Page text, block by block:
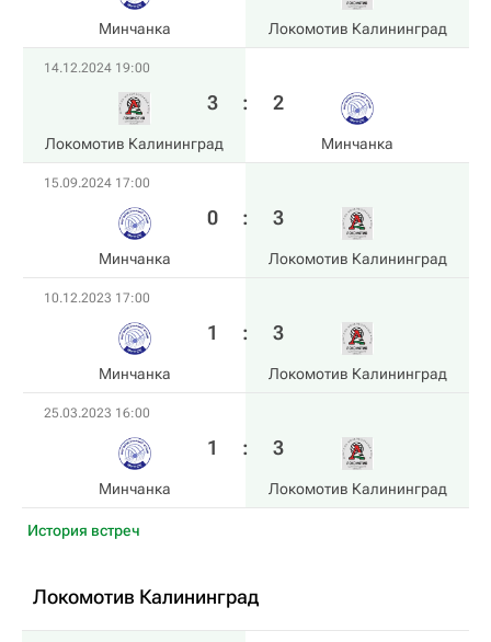
Минчанка Локомотив Калининград
14.12.2024 19:00
Локомотив Калининград
3 : 2
Минчанка
15.09.2024 17:00
Минчанка
0 : 3
Локомотив Калининград
10.12.2023 17:00
Минчанка
1 : 3
Локомотив Калининград
25.03.2023 16:00
Минчанка
1 : 3
Локомотив Калининград
История встреч
Локомотив Калининград